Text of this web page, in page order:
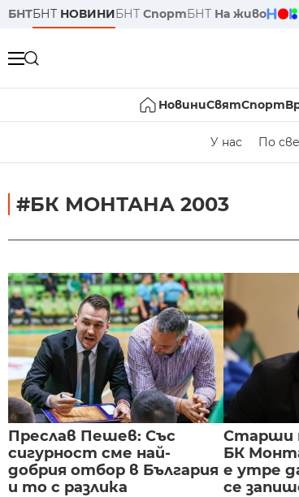
БНТБНТ НОВИНИБНТ СпортБНТ На живо
НовиниСвятСпорт
У нас По
#БК МОНТАНА 2003
Преслав Пешев: Със
сигурност сме най-
добрия отбор в България
и то с разлика
Старши
БК
е утре
се